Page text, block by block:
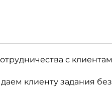
с
клиенту задания